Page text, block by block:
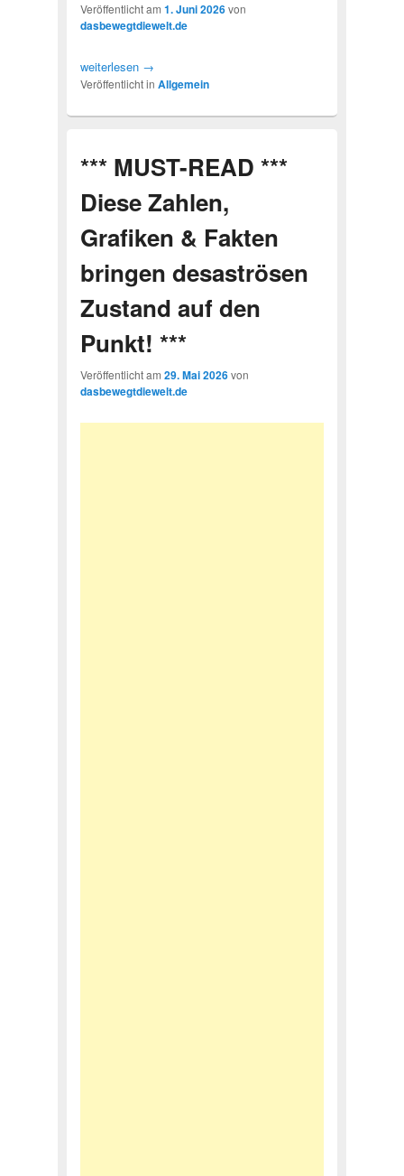
Veröffentlicht am 1. Juni 2026von
dasbewegtdiewelt.de
weiterlesen →
Veröffentlicht in Allgemein
*** MUST-READ ***
Diese Zahlen,
Grafiken & Fakten
bringen desaströsen
Zustand auf den
Punkt! ***
Veröffentlicht am 29. Mai 2026von
dasbewegtdiewelt.de